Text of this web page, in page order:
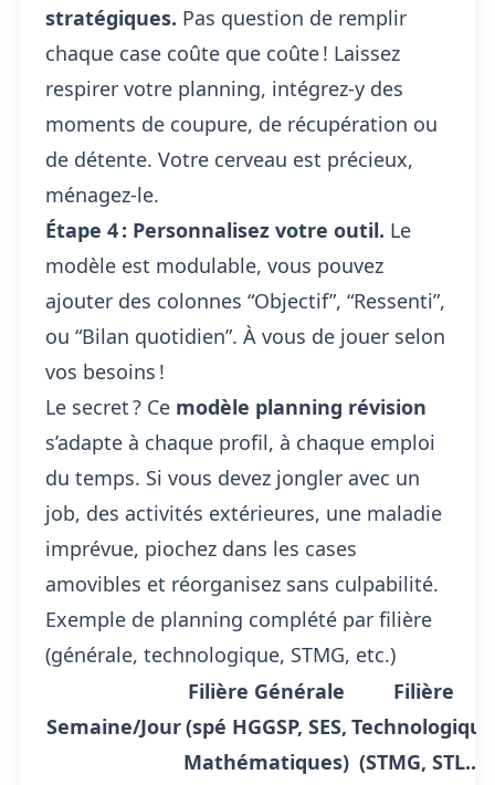
stratégiques. Pas question de remplir
chaque case coûte que coûte ! Laissez
respirer votre planning, intégrez-y des
moments de coupure, de récupération ou
de détente. Votre cerveau est précieux,
ménagez-le.
Étape 4 : Personnalisez votre outil. Le
modèle est modulable, vous pouvez
ajouter des colonnes “Objectif”, “Ressenti”,
ou “Bilan quotidien”. À vous de jouer selon
vos besoins !
Le secret ? Ce modèle planning révision
s’adapte à chaque profil, à chaque emploi
du temps. Si vous devez jongler avec un
job, des activités extérieures, une maladie
imprévue, piochez dans les cases
amovibles et réorganisez sans culpabilité.
Exemple de planning complété par filière
(générale, technologique, STMG, etc.)
Semaine/Jour
Filière Générale
(spé HGGSP, SES,
Mathématiques)
Filière
Technologique
(STMG, STL...)